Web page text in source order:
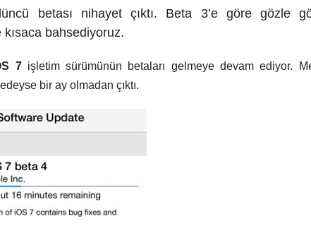
betası nihayet çıktı. Beta 3’e göre gözle
bahsediyoruz.
7işletim sürümünün betaları gelmeye devam ediyor.
bir ay olmadan çıktı.